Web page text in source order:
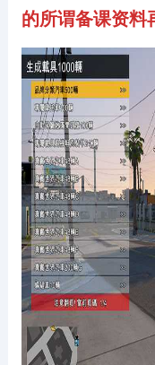
的所谓备课资料